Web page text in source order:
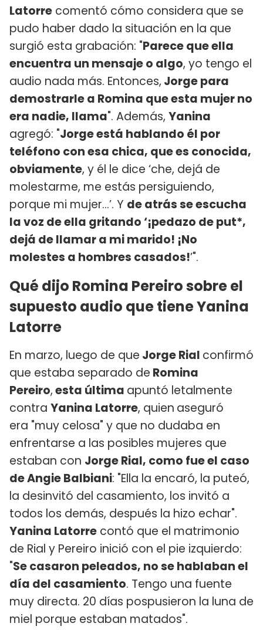
Latorre comentó cómo considera que se
pudo haber dado la situación en la que
surgió esta grabación: "Parece que ella
encuentra un mensaje o algo, yo tengo el
audio nada más. Entonces, Jorge para
demostrarle a Romina que esta mujer no
era nadie, llama". Además, Yanina
agregó: "Jorge está hablando él por
teléfono con esa chica, que es conocida,
obviamente, y él le dice ‘che, dejá de
molestarme, me estás persiguiendo,
porque mi mujer…’. Y de atrás se escucha
la voz de ella gritando ‘¡pedazo de put*,
dejá de llamar a mi marido! ¡No
molestes a hombres casados!’".
Qué dijo Romina Pereiro sobre el
supuesto audio que tiene Yanina
Latorre
En marzo, luego de que Jorge Rial confirmó
que estaba separado de Romina
Pereiro,esta última apuntó letalmente
contra Yanina Latorre, quien aseguró
era "muy celosa" y que no dudaba en
enfrentarse a las posibles mujeres que
estaban con Jorge Rial, como fue el caso
de Angie Balbiani: "Ella la encaró, la puteó,
la desinvitó del casamiento, los invitó a
todos los demás, después la hizo echar".
Yanina Latorre contó que el matrimonio
de Rial y Pereiro inició con el pie izquierdo:
"Se casaron peleados, no se hablaban el
día del casamiento. Tengo una fuente
muy directa. 20 días pospusieron la luna de
miel porque estaban matados".